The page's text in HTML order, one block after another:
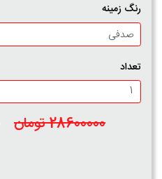
رنگ زمینه
تعداد
28600000 تومان